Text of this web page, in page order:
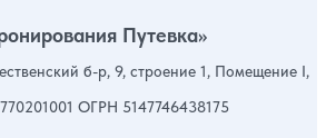
Путевка»
б-р, 9, строение 1, Помещение I,
ОГРН 5147746438175